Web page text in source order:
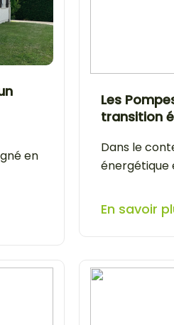
en
Les
transition
Dans le
énergétique
En savoir